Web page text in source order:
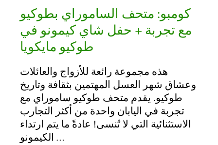
كومبو: متحف الساموراي بطوكيو
مع تجربة + حفل شاي كيمونو في
طوكيو مايكويا
هذه مجموعة رائعة للأزواج والعائلات
وعشاق شهر العسل المهتمين بثقافة وتاريخ
طوكيو. يقدم متحف طوكيو ساموراي مع
تجربة في اليابان واحدة من أكثر التجارب
الاستثنائية التي لا تُنسى! عادةً ما يتم ارتداء
الكيمونو …